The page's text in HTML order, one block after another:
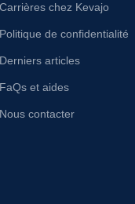
Carrières chez Kevajo
Politique de confidentialité
Derniers articles
FaQs et aides
Nous contacter